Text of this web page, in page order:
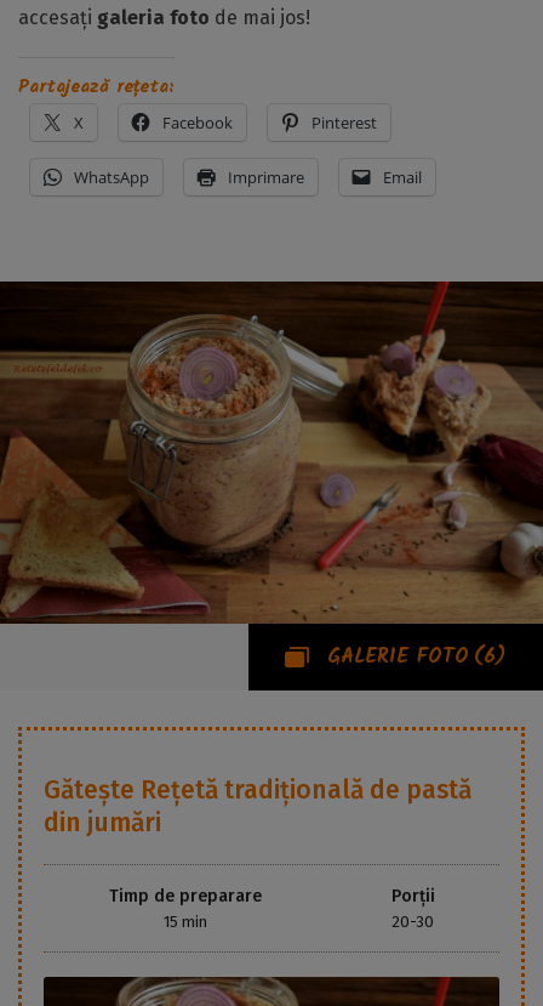
accesați galeria foto de mai jos!
Partajează rețeta:
X Facebook Pinterest
WhatsApp Imprimare Email
GALERIE FOTO (6)
Gătește Rețetă tradițională de pastă
din jumări
Timp de preparare
15 min
Porții
20-30